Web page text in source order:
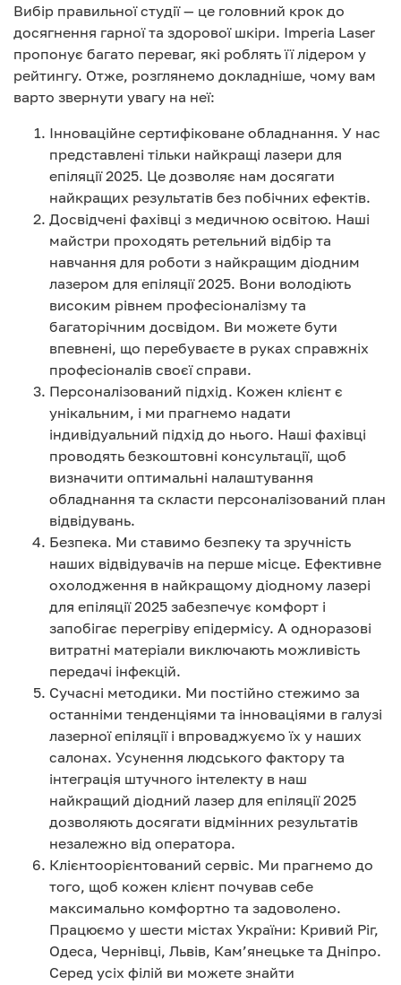
Вибір правильної студії — це головний крок до
досягнення гарної та здорової шкіри. Imperia Laser
пропонує багато переваг, які роблять її лідером у
рейтингу. Отже, розглянемо докладніше, чому вам
варто звернути увагу на неї:
Інноваційне сертифіковане обладнання. У нас
представлені тільки найкращі лазери для
епіляції 2025. Це дозволяє нам досягати
найкращих результатів без побічних ефектів.
Досвідчені фахівці з медичною освітою. Наші
майстри проходять ретельний відбір та
навчання для роботи з найкращим діодним
лазером для епіляції 2025. Вони володіють
високим рівнем професіоналізму та
багаторічним досвідом. Ви можете бути
впевнені, що перебуваєте в руках справжніх
професіоналів своєї справи.
Персоналізований підхід. Кожен клієнт є
унікальним, і ми прагнемо надати
індивідуальний підхід до нього. Наші фахівці
проводять безкоштовні консультації, щоб
визначити оптимальні налаштування
обладнання та скласти персоналізований план
відвідувань.
Безпека. Ми ставимо безпеку та зручність
наших відвідувачів на перше місце. Ефективне
охолодження в найкращому діодному лазері
для епіляції 2025 забезпечує комфорт і
запобігає перегріву епідермісу. А одноразові
витратні матеріали виключають можливість
передачі інфекцій.
Сучасні методики. Ми постійно стежимо за
останніми тенденціями та інноваціями в галузі
лазерної епіляції і впроваджуємо їх у наших
салонах. Усунення людського фактору та
інтеграція штучного інтелекту в наш
найкращий діодний лазер для епіляції 2025
дозволяють досягати відмінних результатів
незалежно від оператора.
Клієнтоорієнтований сервіс. Ми прагнемо до
того, щоб кожен клієнт почував себе
максимально комфортно та задоволено.
Працюємо у шести містах України: Кривий Ріг,
Одеса, Чернівці, Львів, Кам’янецьке та Дніпро.
Серед усіх філій ви можете знайти